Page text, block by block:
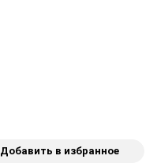
Добавить в избранное